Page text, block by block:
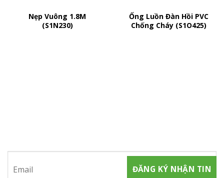
Nẹp Vuông 1.8M
(S1N230)
Ống Luồn Đàn Hồi PVC
Chống Cháy (S1O425)